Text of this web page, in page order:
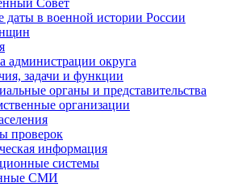
Совет
даты в военной истории России
администрации округа
задачи и функции
органы и представительства
организации
проверок
информация
системы
СМИ